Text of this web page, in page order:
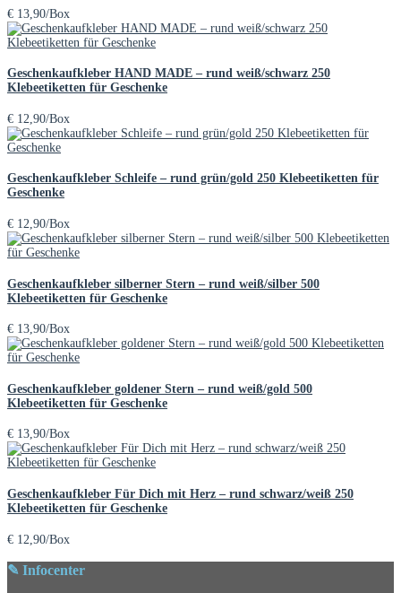
€ 13,90/Box
Geschenkaufkleber HAND MADE – rund weiß/schwarz 250
Klebeetiketten für Geschenke
€ 12,90/Box
Geschenkaufkleber Schleife – rund grün/gold 250 Klebeetiketten für
Geschenke
€ 12,90/Box
Geschenkaufkleber silberner Stern – rund weiß/silber 500
Klebeetiketten für Geschenke
€ 13,90/Box
Geschenkaufkleber goldener Stern – rund weiß/gold 500
Klebeetiketten für Geschenke
€ 13,90/Box
Geschenkaufkleber Für Dich mit Herz – rund schwarz/weiß 250
Klebeetiketten für Geschenke
€ 12,90/Box
✎ Infocenter